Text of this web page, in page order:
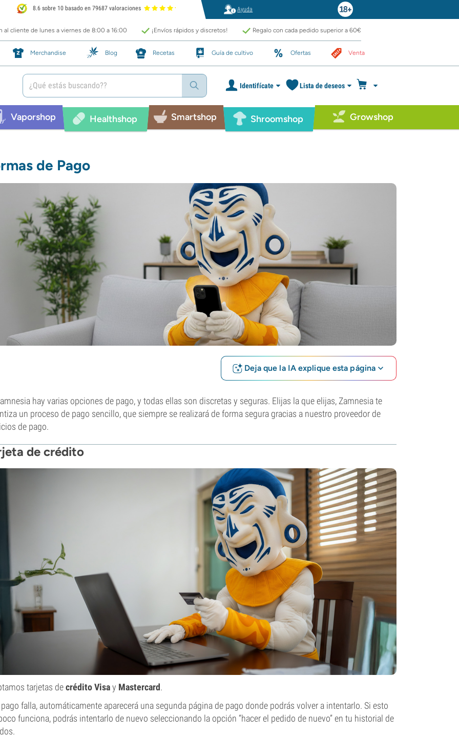
8.6 sobre 10 basado en 79687 valoraciones Ayuda
al cliente de lunes a viernes de 8:00 a 16:00 ¡Envíos rápidos y discretos! Regalo con cada pedido superior a 60€
Merchandise Blog Recetas Guía de cultivo Ofertas Venta
Identifícate Lista de deseos
Vaporshop Healthshop Smartshop Shroomshop Growshop
de Pago
Deja que la IA explique esta página
hay varias opciones de pago, y todas ellas son discretas y seguras. Elijas la que elijas, Zamnesia te
un proceso de pago sencillo, que siempre se realizará de forma segura gracias a nuestro proveedor de
de pago.
de crédito
tarjetas decrédito Visay Mastercard.
falla, automáticamente aparecerá una segunda página de pago donde podrás volver a intentarlo. Si esto
funciona, podrás intentarlo de nuevo seleccionando la opción “hacer el pedido de nuevo” en tu historial de